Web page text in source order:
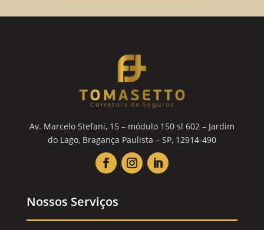
Av. Marcelo Stefani, 15 – módulo 150 sl 602 – Jardim
do Lago, Bragança Paulista – SP, 12914-490
Nossos Serviços